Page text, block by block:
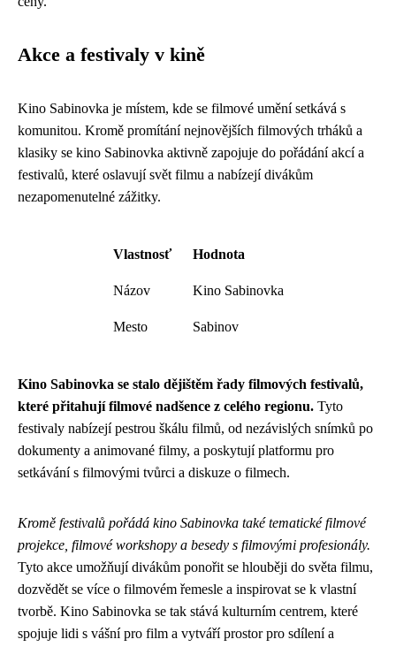
Akce a festivaly v kině
Kino Sabinovka je místem, kde se filmové umění setkává s
komunitou. Kromě promítání nejnovějších filmových trháků a
klasiky se kino Sabinovka aktivně zapojuje do pořádání akcí a
festivalů, které oslavují svět filmu a nabízejí divákům
nezapomenutelné zážitky.
Vlastnosť Hodnota
Názov Kino Sabinovka
Mesto Sabinov
Kino Sabinovka se stalo dějištěm řady filmových festivalů,
které přitahují filmové nadšence z celého regionu. Tyto
festivaly nabízejí pestrou škálu filmů, od nezávislých snímků po
dokumenty a animované filmy, a poskytují platformu pro
setkávání s filmovými tvůrci a diskuze o filmech.
Kromě festivalů pořádá kino Sabinovka také tematické filmové
projekce, filmové workshopy a besedy s filmovými profesionály.
Tyto akce umožňují divákům ponořit se hlouběji do světa filmu,
dozvědět se více o filmovém řemesle a inspirovat se k vlastní
tvorbě. Kino Sabinovka se tak stává kulturním centrem, které
spojuje lidi s vášní pro film a vytváří prostor pro sdílení a